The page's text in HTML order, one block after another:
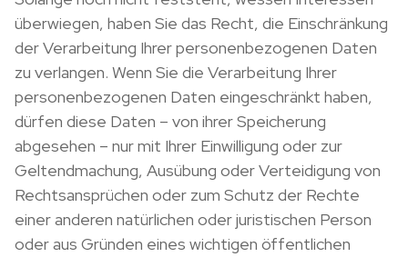
überwiegen, haben Sie das Recht, die Einschränkung
der Verarbeitung Ihrer personenbezogenen Daten
zu verlangen. Wenn Sie die Verarbeitung Ihrer
personenbezogenen Daten eingeschränkt haben,
dürfen diese Daten – von ihrer Speicherung
abgesehen – nur mit Ihrer Einwilligung oder zur
Geltendmachung, Ausübung oder Verteidigung von
Rechtsansprüchen oder zum Schutz der Rechte
einer anderen natürlichen oder juristischen Person
oder aus Gründen eines wichtigen öffentlichen